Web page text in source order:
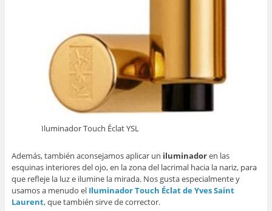
Iluminador Touch Éclat YSL
Además, también aconsejamos aplicar un iluminadoren las
esquinas interiores del ojo, en la zona del lacrimal hacia la nariz, para
que refleje la luz e ilumine la mirada. Nos gusta especialmente y
usamos a menudo el Iluminador Touch Éclat de Yves Saint
Laurent, que también sirve de corrector.